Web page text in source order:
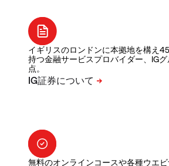
イギリスのロンドンに本拠地を構え
持つ金融サービスプロバイダー、IG
点。
無料のオンラインコースや各種ウエ